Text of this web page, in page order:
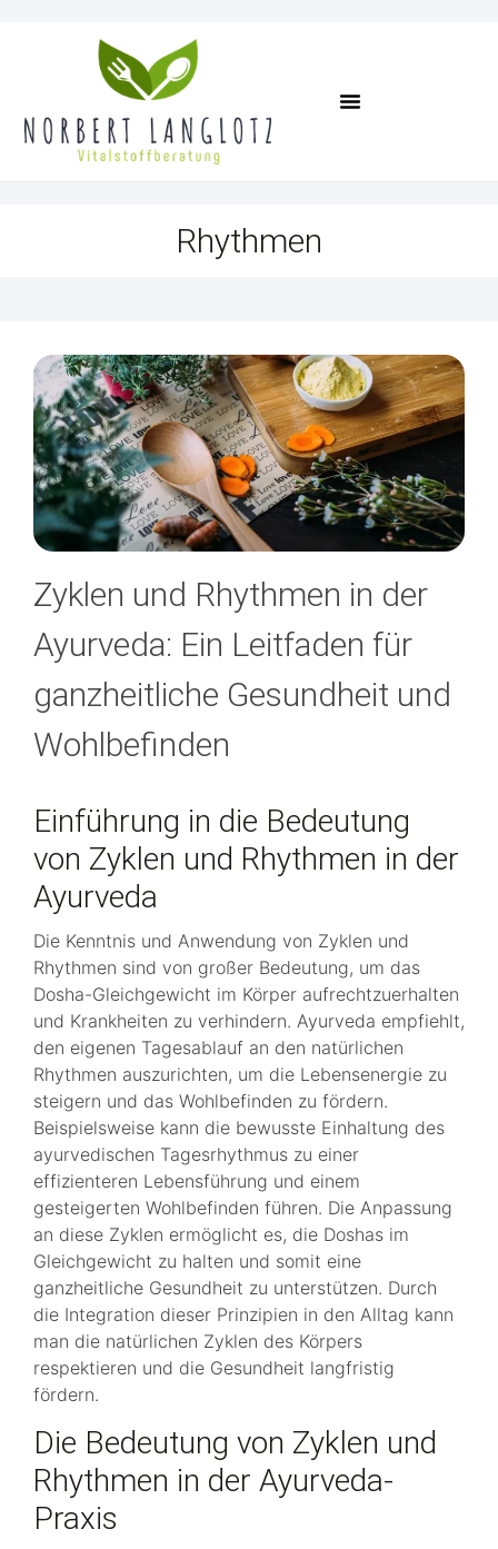
Rhythmen
Zyklen und Rhythmen in der
Ayurveda: Ein Leitfaden für
ganzheitliche Gesundheit und
Wohlbefinden
Einführung in die Bedeutung
von Zyklen und Rhythmen in der
Ayurveda
Die Kenntnis und Anwendung von Zyklen und
Rhythmen sind von großer Bedeutung, um das
Dosha-Gleichgewicht im Körper aufrechtzuerhalten
und Krankheiten zu verhindern. Ayurveda empfiehlt,
den eigenen Tagesablauf an den natürlichen
Rhythmen auszurichten, um die Lebensenergie zu
steigern und das Wohlbefinden zu fördern.
Beispielsweise kann die bewusste Einhaltung des
ayurvedischen Tagesrhythmus zu einer
effizienteren Lebensführung und einem
gesteigerten Wohlbefinden führen. Die Anpassung
an diese Zyklen ermöglicht es, die Doshas im
Gleichgewicht zu halten und somit eine
ganzheitliche Gesundheit zu unterstützen. Durch
die Integration dieser Prinzipien in den Alltag kann
man die natürlichen Zyklen des Körpers
respektieren und die Gesundheit langfristig
fördern.
Die Bedeutung von Zyklen und
Rhythmen in der Ayurveda-
Praxis